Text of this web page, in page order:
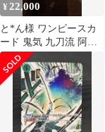
¥22,000
と*ん様 ワンピースカ
ード 鬼気 九刀流 阿修
羅 抜剣 亡者戯 R パラ
レル